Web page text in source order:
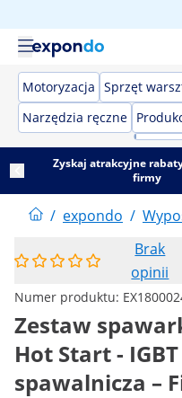
Motoryzacja Sprzęt
Narzędzia ręczne
Zyskaj atrakcyjne
firmy
/ expondo /
Brak
opinii
Numer produktu:
Zestaw
Hot Start -
spawalnicza –